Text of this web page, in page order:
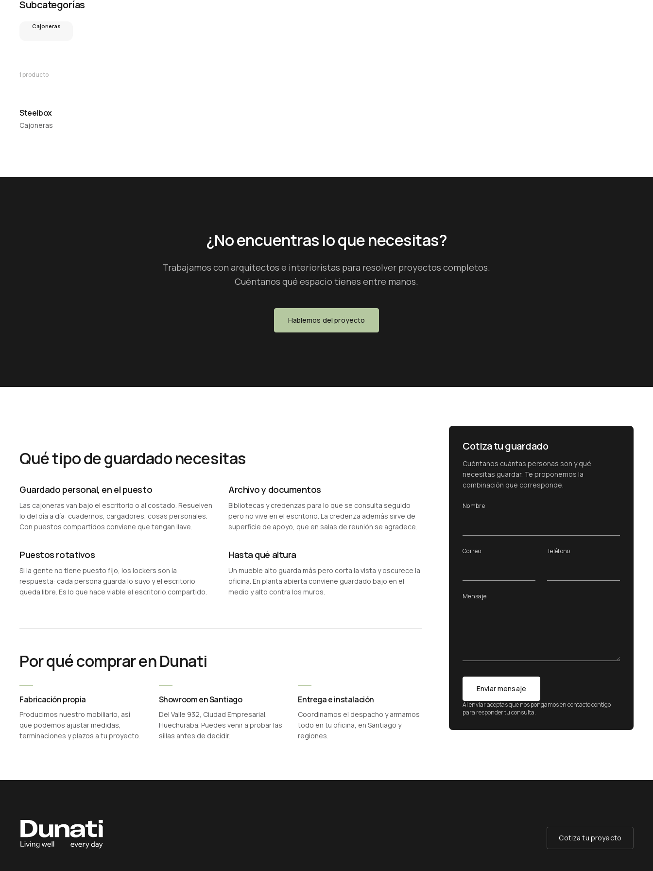
Subcategorías
Cajoneras
1producto
Steelbox
Cajoneras
¿No encuentras lo que necesitas?
Trabajamos con arquitectos e interioristas para resolver proyectos completos.
Cuéntanos qué espacio tienes entre manos.
Hablemos del proyecto
Qué tipo de guardado necesitas
Guardado personal, en el puesto
Las cajoneras van bajo el escritorio o al costado. Resuelven
lo del día a día: cuadernos, cargadores, cosas personales.
Con puestos compartidos conviene que tengan llave.
Archivo y documentos
Bibliotecas y credenzas para lo que se consulta seguido
pero no vive en el escritorio. La credenza además sirve de
superficie de apoyo, que en salas de reunión se agradece.
Puestos rotativos
Si la gente no tiene puesto fijo, los lockers son la
respuesta: cada persona guarda lo suyo y el escritorio
queda libre. Es lo que hace viable el escritorio compartido.
Hasta qué altura
Un mueble alto guarda más pero corta la vista y oscurece la
oficina. En planta abierta conviene guardado bajo en el
medio y alto contra los muros.
Por qué comprar en Dunati
Fabricación propia
Producimos nuestro mobiliario, así
que podemos ajustar medidas,
terminaciones y plazos a tu proyecto.
Showroom en Santiago
Del Valle 932, Ciudad Empresarial,
Huechuraba. Puedes venir a probar las
sillas antes de decidir.
Entrega e instalación
Coordinamos el despacho y armamos
todo en tu oficina, en Santiago y
regiones.
Cotiza tu guardado
Cuéntanos cuántas personas son y qué
necesitas guardar. Te proponemos la
combinación que corresponde.
Nombre
Correo Teléfono
Mensaje
Al enviar aceptas que nos pongamos en contacto contigo
para responder tu consulta.
Enviar mensaje
Cotiza tu proyecto